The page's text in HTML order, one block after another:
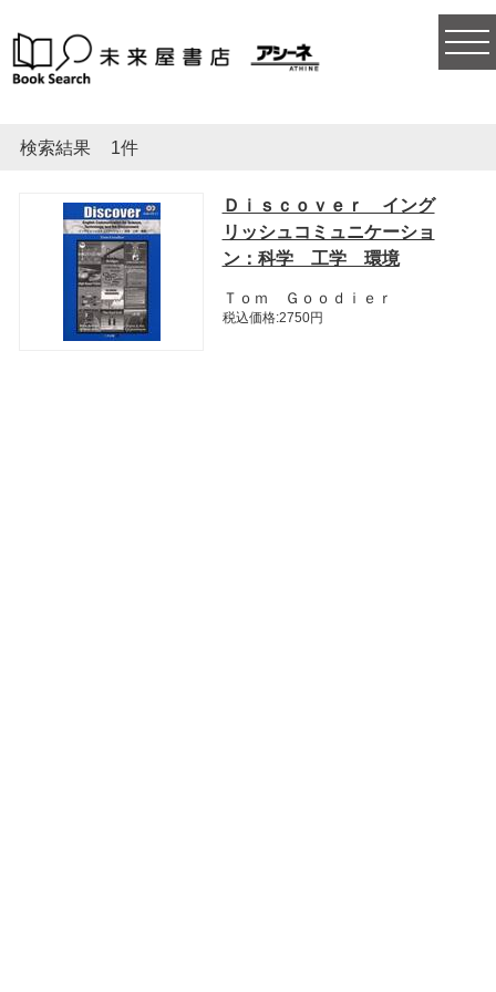
検索結果 1件
Ｄｉｓｃｏｖｅｒ イング
リッシュコミュニケーショ
ン：科学 工学 環境
Ｔｏｍ Ｇｏｏｄｉｅｒ
税込価格:2750円